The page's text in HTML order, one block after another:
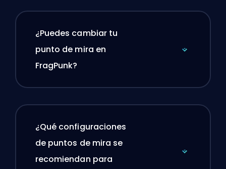
¿Puedes cambiar tu
punto de mira en
FragPunk?
¿Qué configuraciones
de puntos de mira se
recomiendan para